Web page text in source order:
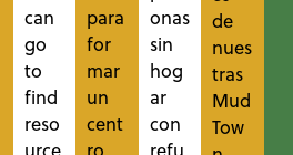
can
go
to
find
reso
urce
para
for
mar
un
cent
ro
onas
sin
hog
ar
con
refu
de
nues
tras
Mud
Tow